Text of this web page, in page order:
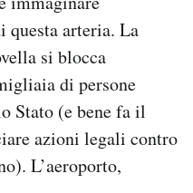
questa arteria. La
si blocca
di persone
Stato (e bene fa il
azioni legali contro
L’aeroporto,